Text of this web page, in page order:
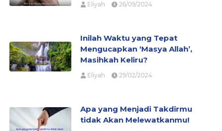
Eliyah 26/09/2024
Inilah Waktu yang Tepat
Mengucapkan ‘Masya Allah’,
Masihkah Keliru?
Eliyah 29/02/2024
Apa yang Menjadi Takdirmu
tidak Akan Melewatkanmu!